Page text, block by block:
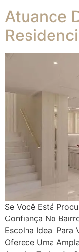
Atuance
Se Você Está
Confiança No
Escolha Ideal Para
Oferece Uma